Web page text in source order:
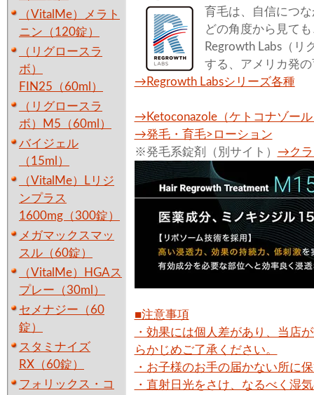
（VitalMe）メラト
ニン（120錠）
（リグロースラ
ボ）
FIN25（60ml）
（リグロースラ
ボ）M5（60ml）
バイジェル
（15ml）
（VitalMe）Lリジ
ンプラス
1600mg（300錠）
メガマックスマッ
スル（60錠）
（VitalMe）HGAス
プレー（30ml）
セメナジー（60
錠）
スタミナイズ
RX（60錠）
フォリックス・コ
育毛は、自信につ
どの角度から見て
Regrowth Labs（リ
する、アメリカ発
→Regrowth Labsシリーズ各種
→Ketoconazole（ケトコナゾー
→発毛・育毛>ローション
※発毛系錠剤（別サイト） →クラ
■注意事項
・効果には個人差があり、当店
らかじめご了承ください。
・お子様のお手の届かない所に
・直射日光をさけ、なるべく湿